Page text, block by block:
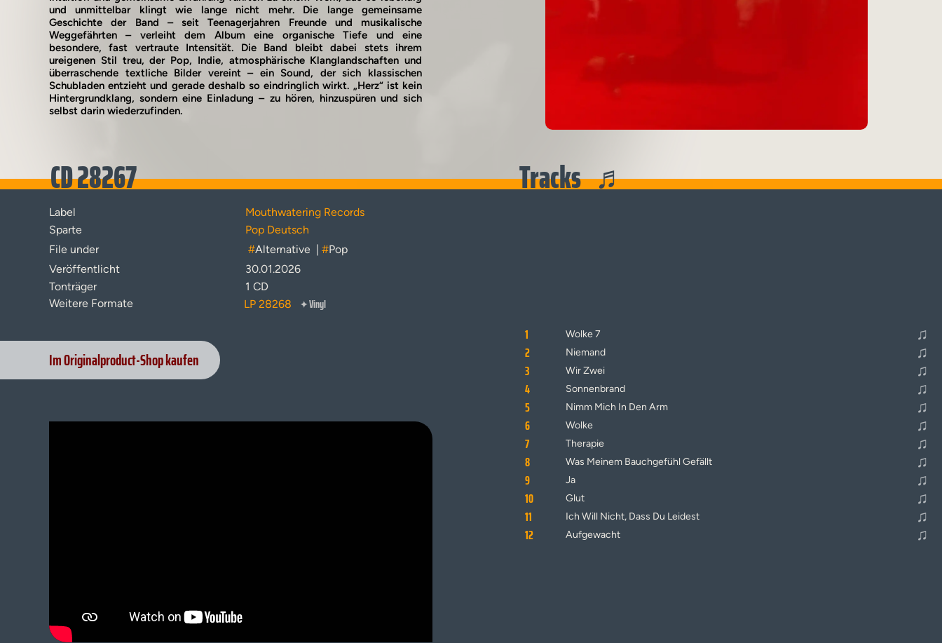
und unmittelbar klingt wie lange nicht mehr. Die lange gemeinsame
Geschichte der Band – seit Teenagerjahren Freunde und musikalische
Weggefährten – verleiht dem Album eine organische Tiefe und eine
besondere, fast vertraute Intensität. Die Band bleibt dabei stets ihrem
ureigenen Stil treu, der Pop, Indie, atmosphärische Klanglandschaften und
überraschende textliche Bilder vereint – ein Sound, der sich klassischen
Schubladen entzieht und gerade deshalb so eindringlich wirkt. „Herz“ ist kein
Hintergrundklang, sondern eine Einladung – zu hören, hinzuspüren und sich
selbst darin wiederzufinden.
CD 28267 Tracks ♬Alle Tracks abspielen
Label
Mouthwatering Records
Sparte
Pop Deutsch
File under
#Alternative | #Pop
Veröffentlicht
30.01.2026
Tonträger
1 CD
Weitere Formate
LP 28268 ✦Vinyl
Im Originalproduct-Shop kaufen
1 Wolke 7
♫
2
Niemand
♫
3
Wir Zwei
♫
4
Sonnenbrand
♫
5
Nimm Mich In Den Arm
♫
6
Wolke
♫
7
Therapie
♫
8
Was Meinem Bauchgefühl Gefällt
♫
9
Ja
♫
10
Glut
♫
11
Ich Will Nicht, Dass Du Leidest
♫
12
Aufgewacht ♫